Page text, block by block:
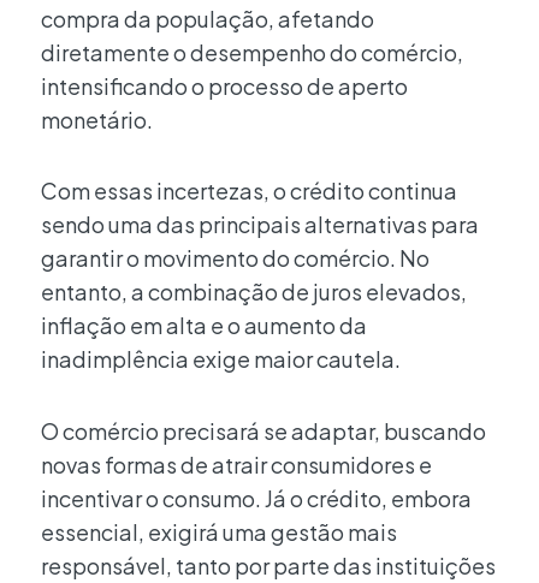
compra da população, afetando
diretamente o desempenho do comércio,
intensificando o processo de aperto
monetário.
Com essas incertezas, o crédito continua
sendo uma das principais alternativas para
garantir o movimento do comércio. No
entanto, a combinação de juros elevados,
inflação em alta e o aumento da
inadimplência exige maior cautela.
O comércio precisará se adaptar, buscando
novas formas de atrair consumidores e
incentivar o consumo. Já o crédito, embora
essencial, exigirá uma gestão mais
responsável, tanto por parte das instituições